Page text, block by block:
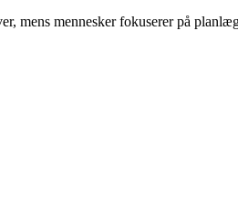
mens mennesker fokuserer på